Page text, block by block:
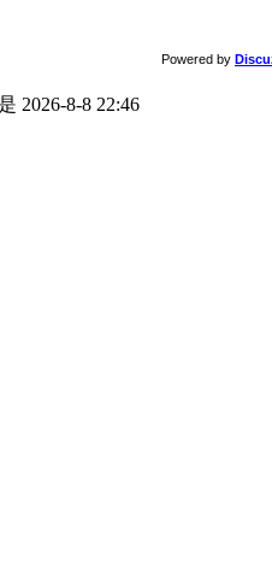
Powered by
2026-8-8 22:46